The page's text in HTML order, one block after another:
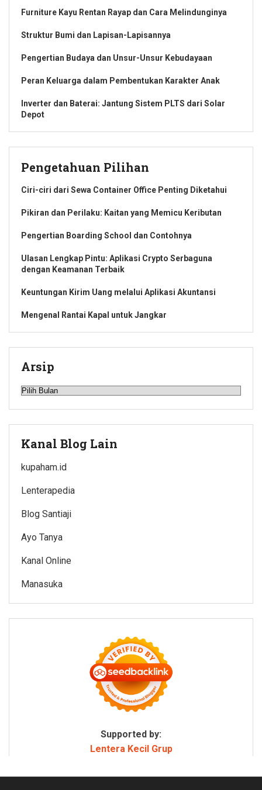
Furniture Kayu Rentan Rayap dan Cara Melindunginya
Struktur Bumi dan Lapisan-Lapisannya
Pengertian Budaya dan Unsur-Unsur Kebudayaan
Peran Keluarga dalam Pembentukan Karakter Anak
Inverter dan Baterai: Jantung Sistem PLTS dari Solar
Depot
Pengetahuan Pilihan
Ciri-ciri dari Sewa Container Office Penting Diketahui
Pikiran dan Perilaku: Kaitan yang Memicu Keributan
Pengertian Boarding School dan Contohnya
Ulasan Lengkap Pintu: Aplikasi Crypto Serbaguna
dengan Keamanan Terbaik
Keuntungan Kirim Uang melalui Aplikasi Akuntansi
Mengenal Rantai Kapal untuk Jangkar
Arsip
Arsip
Kanal Blog Lain
kupaham.id
Lenterapedia
Blog Santiaji
Ayo Tanya
Kanal Online
Manasuka
Supported by:
Lentera Kecil Grup